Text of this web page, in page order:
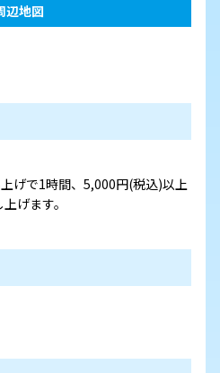
辺地図
げで1時間、5,000円(税込)以上
げます。